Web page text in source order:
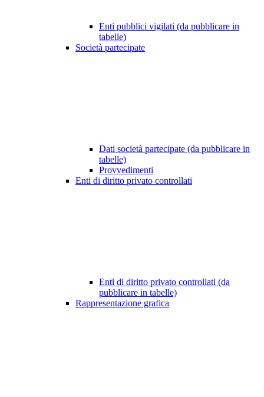
Enti pubblici vigilati (da pubblicare in
tabelle)
Società partecipate
Dati società partecipate (da pubblicare in
tabelle)
Provvedimenti
Enti di diritto privato controllati
Enti di diritto privato controllati (da
pubblicare in tabelle)
Rappresentazione grafica